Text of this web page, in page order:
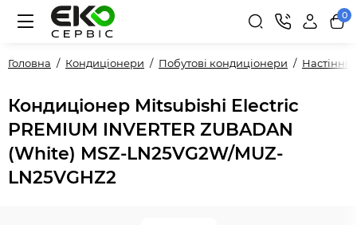
0
Головна Кондиціонери Побутові кондиціонери Настінні
Кондиціонер Mitsubishi Electric
PREMIUM INVERTER ZUBADAN
(White) MSZ-LN25VG2W/MUZ-
LN25VGHZ2